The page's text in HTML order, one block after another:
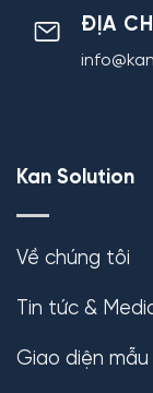
ĐỊA
Kan Solution
Về chúng tôi
Tin tức &
Giao diện mẫu